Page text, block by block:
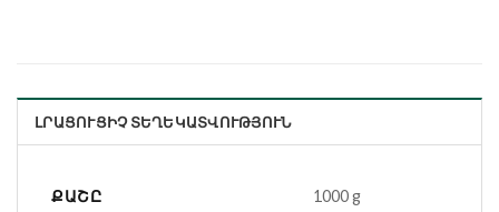
ԼՐԱՑՈՒՑԻՉ ՏԵՂԵԿԱՏՎՈՒԹՅՈՒՆ
ՔԱՇԸ 1000 g